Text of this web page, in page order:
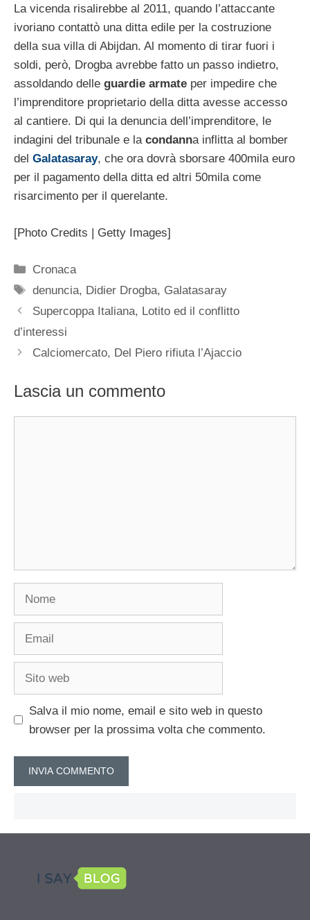
La vicenda risalirebbe al 2011, quando l’attaccante
ivoriano contattò una ditta edile per la costruzione
della sua villa di Abijdan. Al momento di tirar fuori i
soldi, però, Drogba avrebbe fatto un passo indietro,
assoldando delle guardie armate per impedire che
l’imprenditore proprietario della ditta avesse accesso
al cantiere. Di qui la denuncia dell’imprenditore, le
indagini del tribunale e la condanna inflitta al bomber
del Galatasaray, che ora dovrà sborsare 400mila euro
per il pagamento della ditta ed altri 50mila come
risarcimento per il querelante.
[Photo Credits | Getty Images]
Categorie
Cronaca
Tag
denuncia, Didier Drogba, Galatasaray
Supercoppa Italiana, Lotito ed il conflitto
d’interessi
Calciomercato, Del Piero rifiuta l’Ajaccio
Lascia un commento
Salva il mio nome, email e sito web in questo
browser per la prossima volta che commento.